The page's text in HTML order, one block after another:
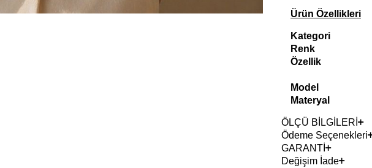
Ürün Özellikleri
Kategori
Renk
Özellik
Model
Materyal
ÖLÇÜ BİLGİLERİ
Ödeme Seçenekleri
GARANTİ
Değişim İade